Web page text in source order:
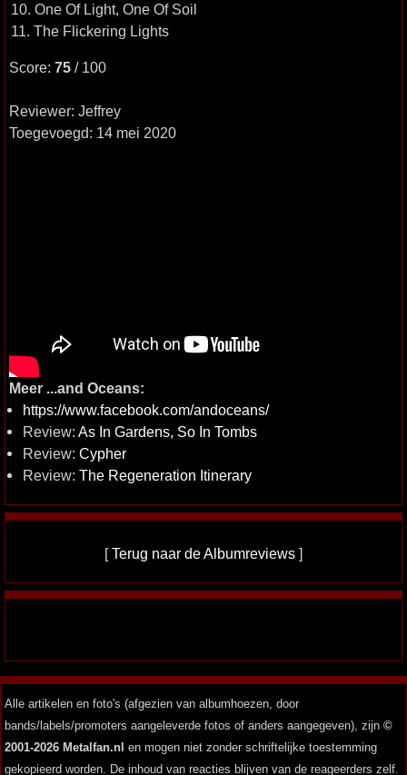
10. One Of Light, One Of Soil
11. The Flickering Lights
Score: 75 / 100
Reviewer: Jeffrey
Toegevoegd: 14 mei 2020
Meer ...and Oceans:
https://www.facebook.com/andoceans/
Review: As In Gardens, So In Tombs
Review: Cypher
Review: The Regeneration Itinerary
[Terug naar de Albumreviews ]
Alle artikelen en foto's (afgezien van albumhoezen, door
bands/labels/promoters aangeleverde fotos of anders aangegeven), zijn ©
2001-2026 Metalfan.nl en mogen niet zonder schriftelijke toestemming
gekopieerd worden. De inhoud van reacties blijven van de reageerders zelf.